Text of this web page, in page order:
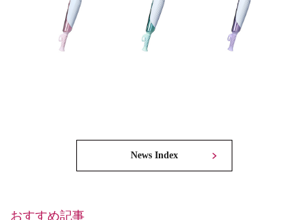
News Index
おすすめ記事